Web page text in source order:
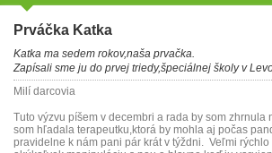
Prváčka Katka
Katka ma sedem rokov,naša prvačka.
Zapísali sme ju do prvej triedy,špeciálnej školy v
Milí darcovia
Tuto výzvu píšem v decembri a rada by som
som hľadala terapeutku,ktorá by mohla aj počas
pravidelne k nám pani pár krát v týždni. Veľmi